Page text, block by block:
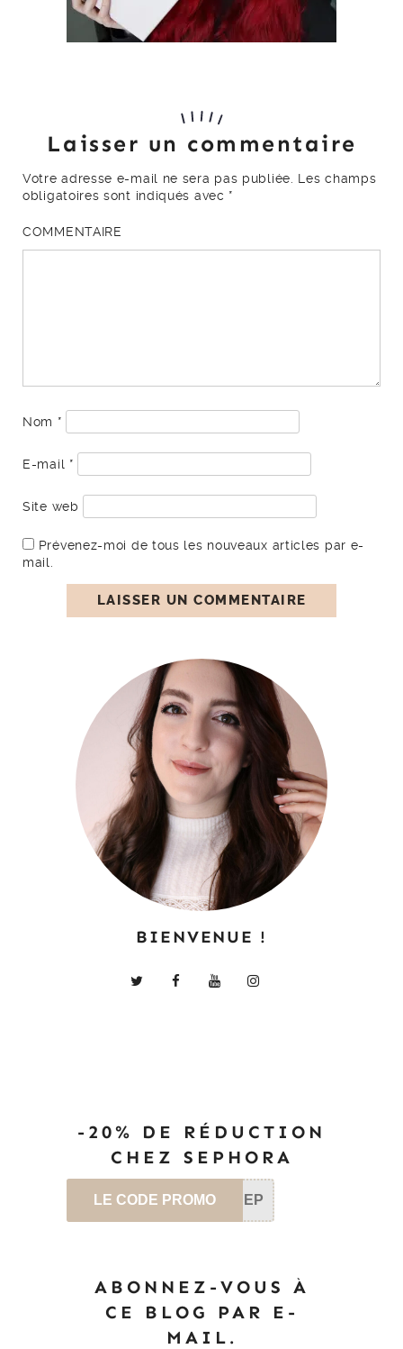
Laisser un commentaire
Votre adresse e-mail ne sera pas publiée.
Les champs
obligatoires sont indiqués avec *
COMMENTAIRE
Nom *
E-mail *
Site web
Prévenez-moi de tous les nouveaux articles par e-
mail.
BIENVENUE !
-20% DE RÉDUCTION
CHEZ SEPHORA
LE CODE PROMO SEP
ABONNEZ-VOUS À
CE BLOG PAR E-
MAIL.